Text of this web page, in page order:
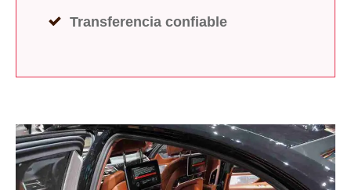
Transferencia confiable